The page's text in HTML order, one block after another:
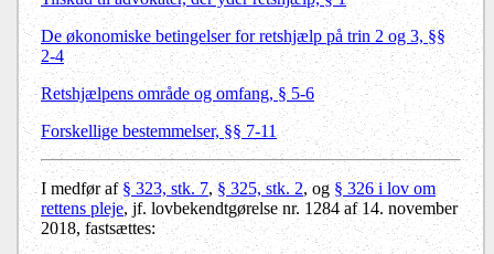
De økonomiske betingelser for retshjælp på trin 2 og 3, §§
2-4
Retshjælpens område og omfang, § 5-6
Forskellige bestemmelser, §§ 7-11
I medfør af§ 323, stk. 7,§ 325, stk. 2, og § 326 i lov om
rettens pleje, jf. lovbekendtgørelse nr. 1284 af 14. november
2018, fastsættes: